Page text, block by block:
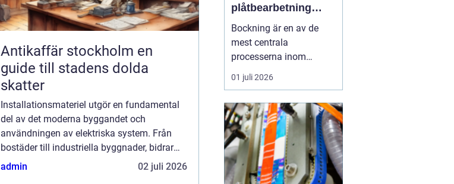
Antikaffär stockholm en
guide till stadens dolda
skatter
Installationsmateriel utgör en fundamental
del av det moderna byggandet och
användningen av elektriska system. Från
bostäder till industriella byggnader, bidrar
dessa komponenter till att säkerställa att
admin 02 juli 2026
plåtbearbetning
med precision
Bockning är en av de
mest centrala
processerna inom
modern plåtbearbetning.
I en industriregion som
marin, fordons- och
byggsektor är starka,
spelar väl utförd
bockning en avgörande
roll för allt från räcken
01 juli 2026